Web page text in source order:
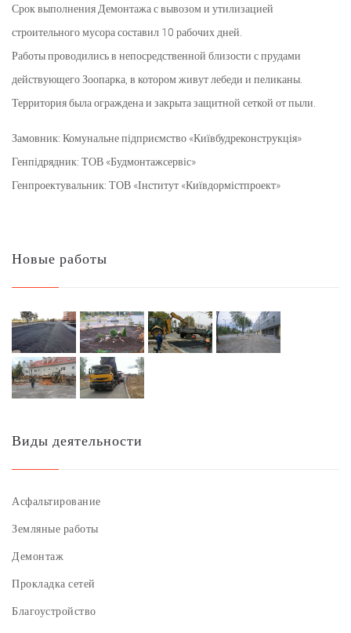
Срок выполнения Демонтажа с вывозом и утилизацией
строительного мусора составил 10 рабочих дней.
Работы проводились в непосредственной близости с прудами
действующего Зоопарка, в котором живут лебеди и пеликаны.
Территория была ограждена и закрыта защитной сеткой от пыли.
Замовник: Комунальне підприємство «Київбудреконструкція»
Генпідрядник: ТОВ «Будмонтажсервіс»
Генпроектувальник: ТОВ «Інститут «Київдормістпроект»
Новые работы
Виды деятельности
Асфальтирование
Земляные работы
Демонтаж
Прокладка сетей
Благоустройство